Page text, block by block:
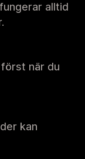
alltid
när du
kan